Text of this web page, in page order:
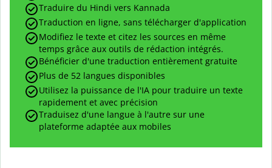
Traduire du Hindi vers Kannada
Traduction en ligne, sans télécharger d'application
Modifiez le texte et citez les sources en même
temps grâce aux outils de rédaction intégrés.
Bénéficier d'une traduction entièrement gratuite
Plus de 52 langues disponibles
Utilisez la puissance de l'IA pour traduire un texte
rapidement et avec précision
Traduisez d'une langue à l'autre sur une
plateforme adaptée aux mobiles